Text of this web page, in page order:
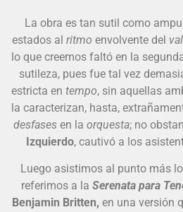
La obra es tan sutil como
estados al ritmo envolvente del
lo que creemos faltó en la
sutileza, pues fue tal vez
estricta en tempo, sin aquellas
la caracterizan, hasta,
desfases en la orquesta; no
Izquierdo, cautivó a los
Luego asistimos al punto más
referimos a la Serenata para
Benjamin Britten, en una versión